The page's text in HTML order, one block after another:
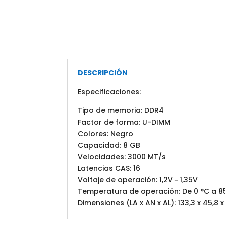
DESCRIPCIÓN
Especificaciones:
Tipo de memoria: DDR4
Factor de forma: U-DIMM
Colores: Negro
Capacidad: 8 GB
Velocidades: 3000 MT/s
Latencias CAS: 16
Voltaje de operación: 1,2V－1,35V
Temperatura de operación: De 0 °C a
Dimensiones (LA x AN x AL): 133,3 x 45,8